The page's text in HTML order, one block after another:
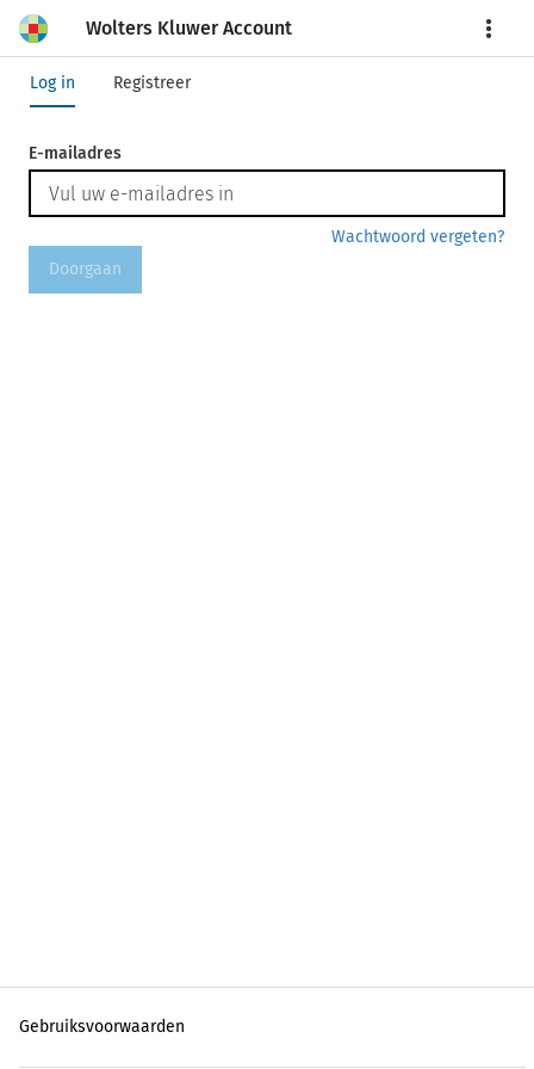
Wolters Kluwer Account More
Log in Registreer
E-mailadres
Wachtwoord vergeten?
Doorgaan
Gebruiksvoorwaarden